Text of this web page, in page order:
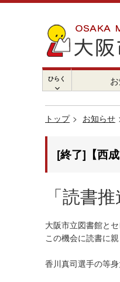
ひらく
chevron_right
トップ お知らせ
[終了]【西
「読書
大阪市立図書館と
この機会に読書に
香川真司選手の等